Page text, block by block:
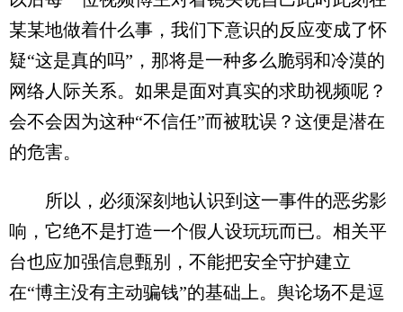
某某地做着什么事，我们下意识的反应变成了怀
疑“这是真的吗”，那将是一种多么脆弱和冷漠的
网络人际关系。如果是面对真实的求助视频呢？
会不会因为这种“不信任”而被耽误？这便是潜在
的危害。
所以，必须深刻地认识到这一事件的恶劣影
响，它绝不是打造一个假人设玩玩而已。相关平
台也应加强信息甄别，不能把安全守护建立
在“博主没有主动骗钱”的基础上。舆论场不是逗